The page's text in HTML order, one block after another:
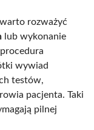
rozważyć
lub wykonanie
procedura
wywiad
testów,
pacjenta. Taki
pilnej